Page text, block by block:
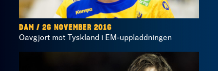
DAM / 26 NOVEMBER 2016
Oavgjort mot Tyskland i EM-uppladdningen